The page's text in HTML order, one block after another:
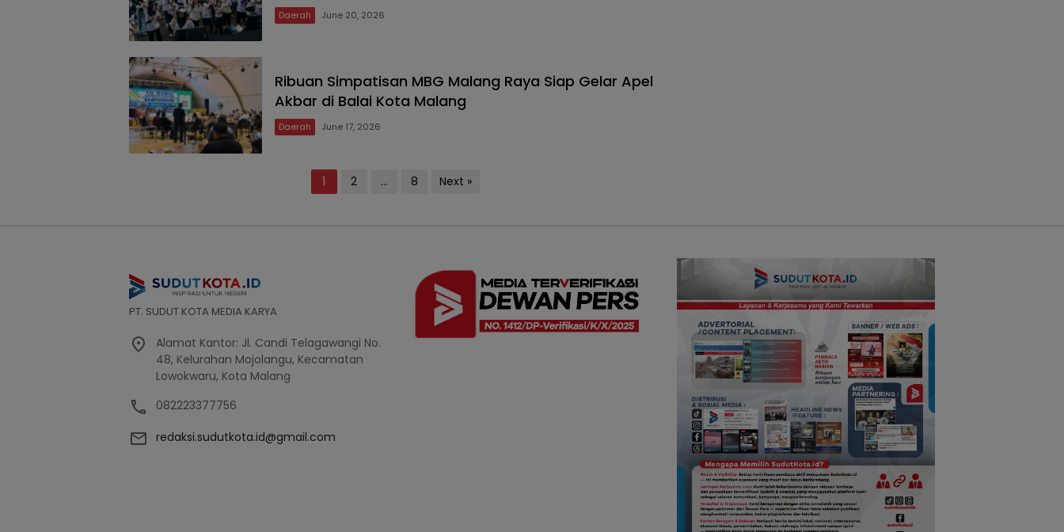
Daerah June 20, 2026
Ribuan Simpatisan MBG Malang Raya Siap Gelar Apel
Akbar di Balai Kota Malang
Daerah June 17, 2026
1 2 … 8 Next »
PT. SUDUT KOTA MEDIA KARYA
Alamat Kantor: Jl. Candi Telagawangi No.
48, Kelurahan Mojolangu, Kecamatan
Lowokwaru, Kota Malang
082223377756
redaksi.sudutkota.id@gmail.com